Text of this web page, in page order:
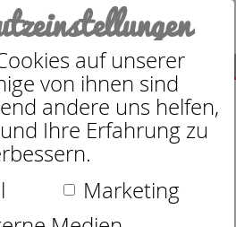
SUCHE
auf unserer
von ihnen sind
andere uns helfen,
Ihre Erfahrung zu
Marketing